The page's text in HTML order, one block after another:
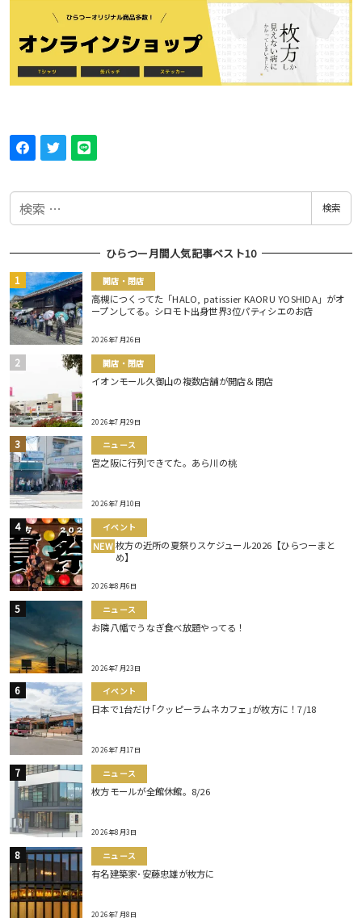
検
検索
ひらつー月間人気記事ベスト10
開店・閉店
高槻につくってた「HALO, patissier KAORU YOSHIDA」がオ
ープンしてる。シロモト出身世界3位パティシエのお店
2026年7月26日
開店・閉店
イオンモール久御山の複数店舗が開店＆閉店
2026年7月29日
ニュース
宮之阪に行列できてた。あら川の桃
2026年7月10日
イベント
NEW 枚方の近所の夏祭りスケジュール2026【ひらつーまと
め】
2026年8月6日
ニュース
お隣八幡でうなぎ食べ放題やってる！
2026年7月23日
イベント
日本で1台だけ｢クッピーラムネカフェ｣が枚方に！7/18
2026年7月17日
ニュース
枚方モールが全館休館。8/26
2026年8月3日
ニュース
有名建築家･安藤忠雄が枚方に
2026年7月8日